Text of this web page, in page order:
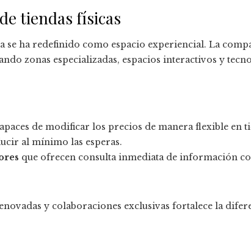
tiendas físicas
se ha redefinido como espacio experiencial. La
zonas especializadas, espacios interactivos y
de modificar los precios de manera flexible en
al mínimo las esperas.
que ofrecen consulta inmediata de información
y colaboraciones exclusivas fortalece la